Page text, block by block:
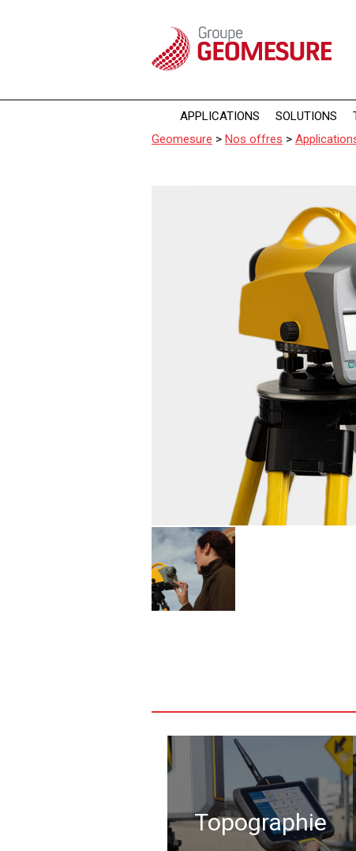
APPLICATIONS SOLUTIONS
Geomesure > Nos offres >
Topographie